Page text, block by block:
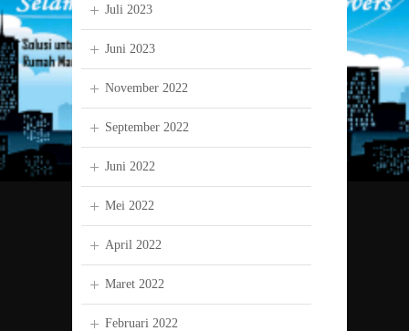
Juli 2023
Juni 2023
November 2022
September 2022
Juni 2022
Mei 2022
April 2022
Maret 2022
Februari 2022